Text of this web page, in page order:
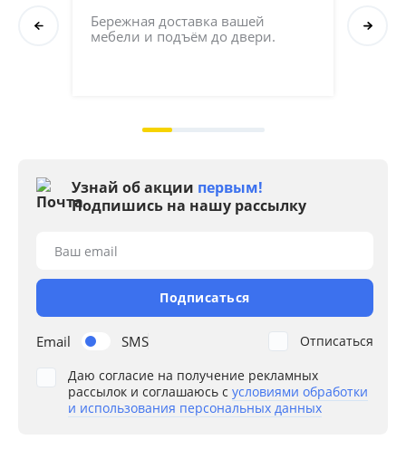
Бережная доставка вашей
мебели и подъём до двери.
Узнай об акции первым!
Подпишись на нашу рассылку
Email SMS
Ваш email
Подписаться
Даю согласие на получение рекламных
рассылок и соглашаюсь с условиями обработки
и использования персональных данных
Отписаться